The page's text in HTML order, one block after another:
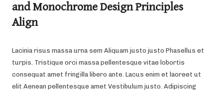
and Monochrome Design Principles
Align
Lacinia risus massa urna sem Aliquam justo justo Phasellus et
turpis. Tristique orci massa pellentesque vitae lobortis
consequat amet fringilla libero ante. Lacus enim et laoreet ut
elit Aenean pellentesque amet Vestibulum justo. Adipiscing